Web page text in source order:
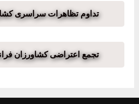
تداوم تظاهرات سراسری
تجمع اعتراضی کشاورزان